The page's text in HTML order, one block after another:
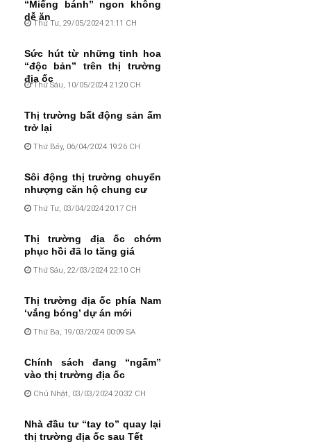
“Miếng bánh” ngon không
dễ ăn
Thứ Tư, 29/05/2024 21:11 CH
Sức hút từ những tinh hoa
“độc bản” trên thị trường
địa ốc
Thứ Sáu, 10/05/2024 21:20 CH
Thị trường bất động sản ấm
trở lại
Thứ Bảy, 06/04/2024 19:26 CH
Sôi động thị trường chuyển
nhượng căn hộ chung cư
Thứ Tư, 03/04/2024 20:17 CH
Thị trường địa ốc chớm
phục hồi đã lo tăng giá
Thứ Sáu, 22/03/2024 22:10 CH
Thị trường địa ốc phía Nam
‘vắng bóng’ dự án mới
Thứ Ba, 19/03/2024 00:09 SA
Chính sách đang “ngấm”
vào thị trường địa ốc
Chủ Nhật, 03/03/2024 20:32 CH
Nhà đầu tư “tay to” quay lại
thị trường địa ốc sau Tết